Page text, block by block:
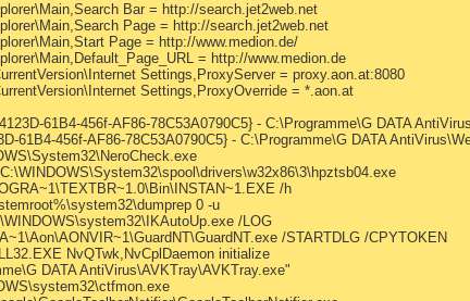
Bar = http://search.jet2web.net
Page = http://search.jet2web.net
Page = http://www.medion.de/
= http://www.medion.de
Settings,ProxyServer = proxy.aon.at:8080
Settings,ProxyOverride = *.aon.at
61B4-456f-AF86-78C53A0790C5} - C:\Programme\G DATA
61B4-456f-AF86-78C53A0790C5} - C:\Programme\G DATA
/h
0 -u
/LOG
/STARTDLG /CPYTOKEN
NvQTwk,NvCplDaemon initialize
DATA AntiVirus\AVKTray\AVKTray.exe"